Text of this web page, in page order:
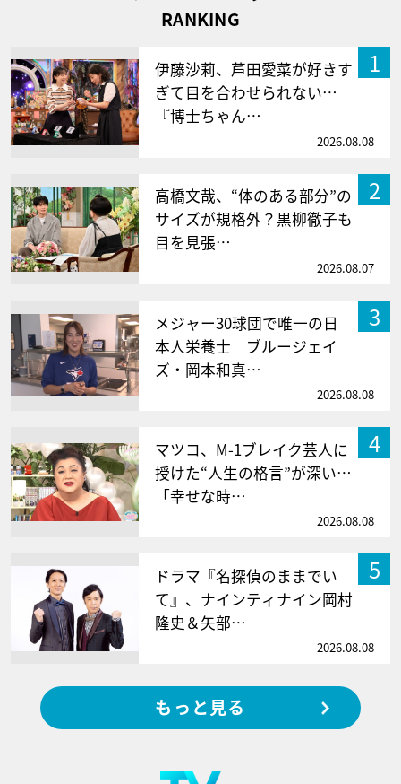
RANKING
1
伊藤沙莉、芦田愛菜が好きす
ぎて目を合わせられない…
『博士ちゃん…
2026.08.08
2
高橋文哉、“体のある部分”の
サイズが規格外？黒柳徹子も
目を見張…
2026.08.07
3
メジャー30球団で唯一の日
本人栄養士 ブルージェイ
ズ・岡本和真…
2026.08.08
4
マツコ、M-1ブレイク芸人に
授けた“人生の格言”が深い…
「幸せな時…
2026.08.08
5
ドラマ『名探偵のままでい
て』、ナインティナイン岡村
隆史＆矢部…
2026.08.08
もっと見る